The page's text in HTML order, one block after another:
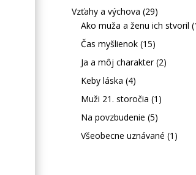
Vzťahy a výchova (29)
Ako muža a ženu ich stvoril
Čas myšlienok(15)
Ja a môj charakter(2)
Keby láska (4)
Muži 21. storočia (1)
Na povzbudenie (5)
Všeobecne uznávané (1)